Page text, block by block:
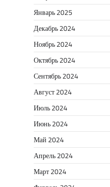
Январь 2025
Декабрь 2024
Ноябрь 2024
Октябрь 2024
Сентябрь 2024
Август 2024
Июль 2024
Июнь 2024
Май 2024
Апрель 2024
Март 2024